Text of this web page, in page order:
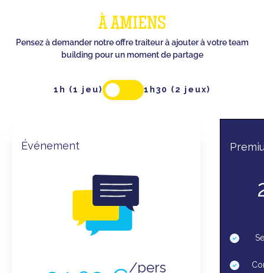
À AMIENS
Pensez à demander notre offre traiteur à ajouter à votre team
building pour un moment de partage
1h (1 jeu) 1h30 (2 jeux)
Événement
/pers